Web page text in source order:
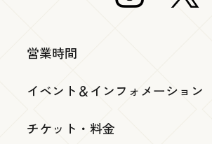
営業時間
イベント＆インフォメーション
チケット・料金